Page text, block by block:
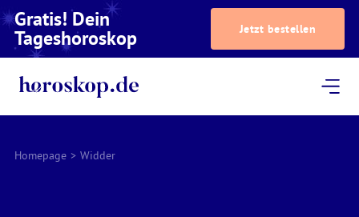
Gratis! Dein
Tageshoroskop Jetzt bestellen
Homepage > Widder